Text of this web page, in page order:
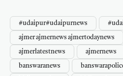
#udaipur#udaipurnews
ajmer ajmernews ajmertodaynews
ajmerlatestnews ajmernews
banswaranews